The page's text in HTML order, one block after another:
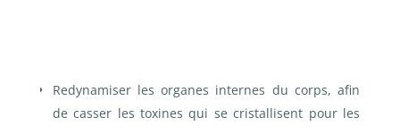
Redynamiser les organes internes du corps, afin
de casser les toxines qui se cristallisent pour les